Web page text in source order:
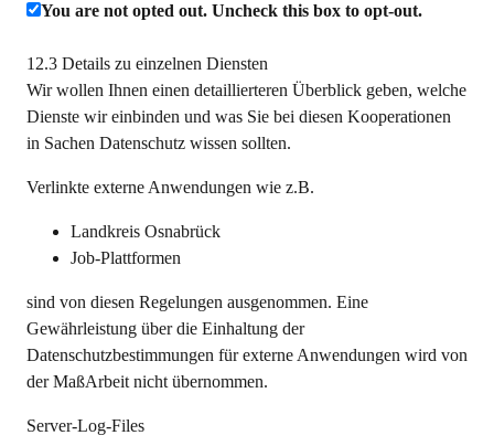
You are not opted out. Uncheck this box to opt-out.
12.3 Details zu einzelnen Diensten
Wir wollen Ihnen einen detaillierteren Überblick geben, welche
Dienste wir einbinden und was Sie bei diesen Kooperationen
in Sachen Datenschutz wissen sollten.
Verlinkte externe Anwendungen wie z.B.
Landkreis Osnabrück
Job-Plattformen
sind von diesen Regelungen ausgenommen. Eine
Gewährleistung über die Einhaltung der
Datenschutzbestimmungen für externe Anwendungen wird von
der MaßArbeit nicht übernommen.
Server-Log-Files